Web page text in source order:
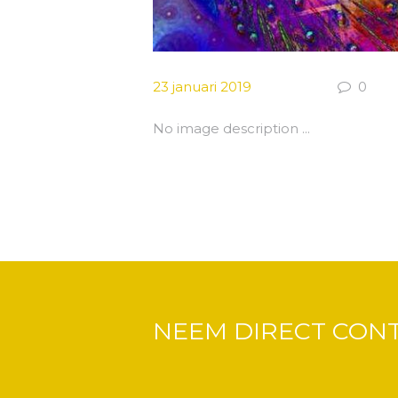
23 januari 2019 0
No image description ...
NEEM DIRECT